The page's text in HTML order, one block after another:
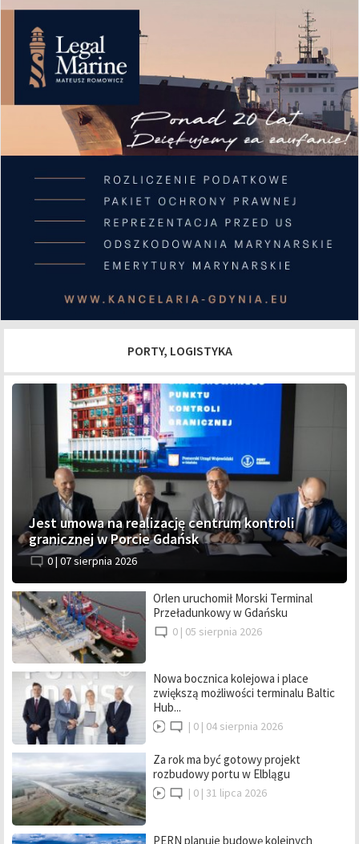
PORTY, LOGISTYKA
Jest umowa na realizację centrum kontroli
granicznej w Porcie Gdańsk
0 | 07 sierpnia 2026
Orlen uruchomił Morski Terminal
Przeładunkowy w Gdańsku
0 | 05 sierpnia 2026
Nowa bocznica kolejowa i place
zwiększą możliwości terminalu Baltic
Hub...
| 0 | 04 sierpnia 2026
Za rok ma być gotowy projekt
rozbudowy portu w Elblągu
| 0 | 31 lipca 2026
PERN planuje budowę kolejnych